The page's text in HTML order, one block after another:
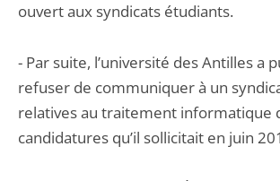
ouvert aux syndicats étudiants.
- Par suite, l’université des Antilles a
refuser de communiquer à un
relatives au traitement informatique
candidatures qu’il sollicitait en juin